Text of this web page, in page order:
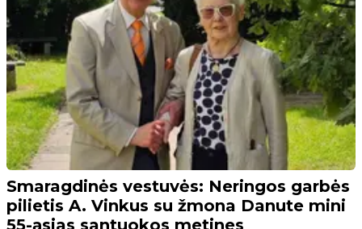
Smaragdinės vestuvės: Neringos garbės
pilietis A. Vinkus su žmona Danute mini